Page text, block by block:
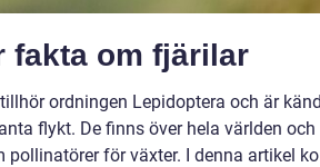
fakta om fjärilar
ordningen Lepidoptera och är
flykt. De finns över hela världen och
för växter. I denna artikel